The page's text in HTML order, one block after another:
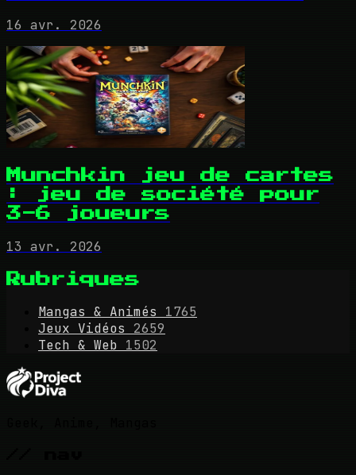
16 avr. 2026
Munchkin jeu de cartes
: jeu de société pour
3-6 joueurs
13 avr. 2026
Rubriques
Mangas & Animés
1765
Jeux Vidéos
2659
Tech & Web 1502